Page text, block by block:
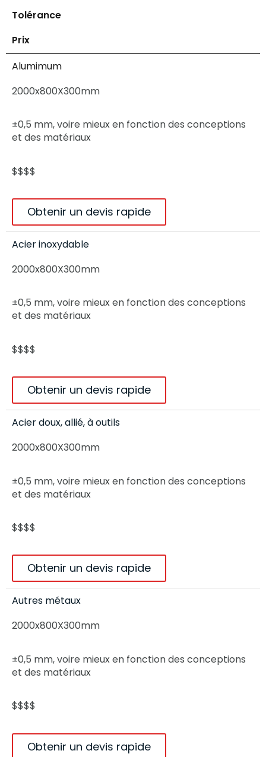
Tolérance
Prix
Alumimum
2000x800X300mm
±0,5 mm, voire mieux en fonction des conceptions
et des matériaux
$$$$
Obtenir un devis rapide
Acier inoxydable
2000x800X300mm
±0,5 mm, voire mieux en fonction des conceptions
et des matériaux
$$$$
Obtenir un devis rapide
Acier doux, allié, à outils
2000x800X300mm
±0,5 mm, voire mieux en fonction des conceptions
et des matériaux
$$$$
Obtenir un devis rapide
Autres métaux
2000x800X300mm
±0,5 mm, voire mieux en fonction des conceptions
et des matériaux
$$$$
Obtenir un devis rapide